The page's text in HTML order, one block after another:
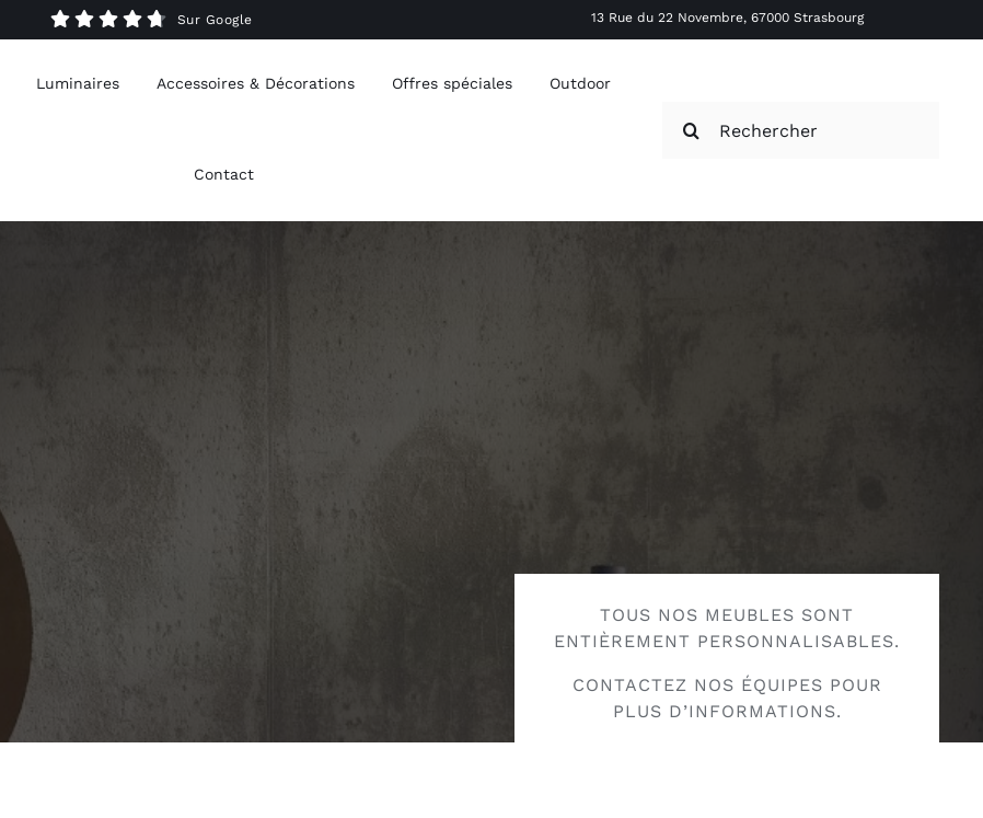
Sur Google 13 Rue du 22 Novembre, 67000 Strasbourg
Luminaires Accessoires & Décorations Offres spéciales Outdoor
Contact
TOUS NOS MEUBLES SONT
ENTIÈREMENT PERSONNALISABLES.
CONTACTEZ NOS ÉQUIPES POUR
PLUS D’INFORMATIONS.